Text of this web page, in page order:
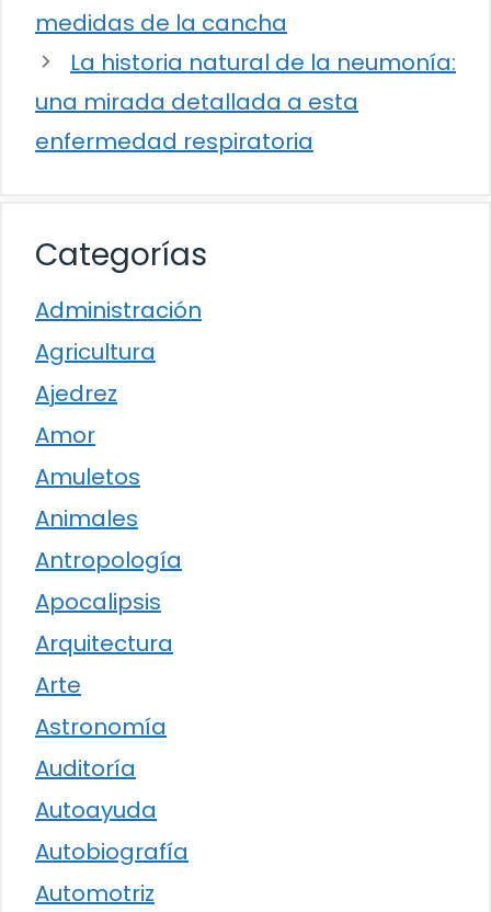
medidas de la cancha
La historia natural de la neumonía:
una mirada detallada a esta
enfermedad respiratoria
Categorías
Administración
Agricultura
Ajedrez
Amor
Amuletos
Animales
Antropología
Apocalipsis
Arquitectura
Arte
Astronomía
Auditoría
Autoayuda
Autobiografía
Automotriz